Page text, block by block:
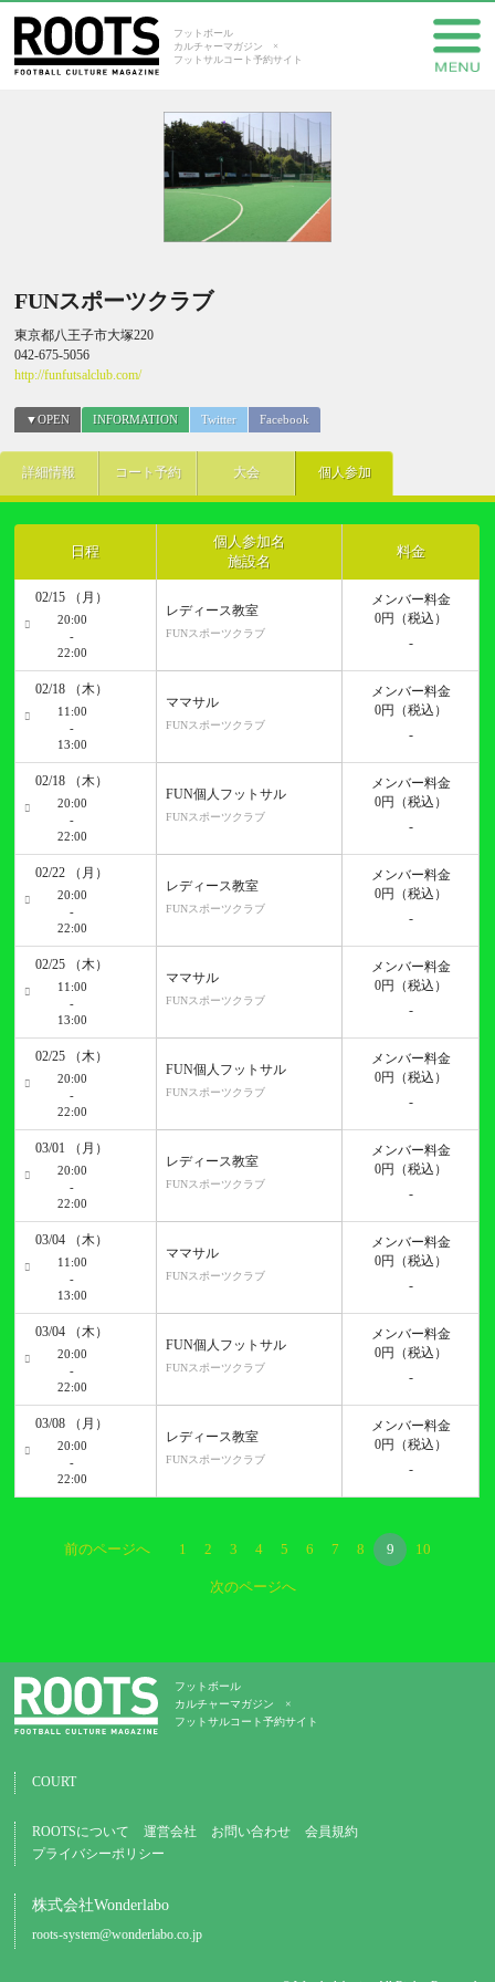
フットボール
カルチャーマガジン ×
フットサルコート予約サイト
FUNスポーツクラブ
東京都八王子市大塚220
042-675-5056
http://funfutsalclub.com/
▼OPEN INFORMATION Twitter Facebook
詳細情報 コート予約 大会 個人参加
日程
個人参加名
施設名
料金
02/15 （月）
20:00
-
22:00
レディース教室
FUNスポーツクラブ
メンバー料金
0円
（税込）
-
02/18 （木）
11:00
-
13:00
ママサル
FUNスポーツクラブ
メンバー料金
0円
（税込）
-
02/18 （木）
20:00
-
22:00
FUN個人フットサル
FUNスポーツクラブ
メンバー料金
0円
（税込）
-
02/22 （月）
20:00
-
22:00
レディース教室
FUNスポーツクラブ
メンバー料金
0円
（税込）
-
02/25 （木）
11:00
-
13:00
ママサル
FUNスポーツクラブ
メンバー料金
0円
（税込）
-
02/25 （木）
20:00
-
22:00
FUN個人フットサル
FUNスポーツクラブ
メンバー料金
0円
（税込）
-
03/01 （月）
20:00
-
22:00
レディース教室
FUNスポーツクラブ
メンバー料金
0円
（税込）
-
03/04 （木）
11:00
-
13:00
ママサル
FUNスポーツクラブ
メンバー料金
0円
（税込）
-
03/04 （木）
20:00
-
22:00
FUN個人フットサル
FUNスポーツクラブ
メンバー料金
0円
（税込）
-
03/08 （月）
20:00
-
22:00
レディース教室
FUNスポーツクラブ
メンバー料金
0円
（税込）
-
前のページへ 1 2 3 4 5 6 7 8 9 10
次のページへ
フットボール
カルチャーマガジン ×
フットサルコート予約サイト
COURT
ROOTSについて 運営会社 お問い合わせ
会員規約
プライバシーポリシー
株式会社Wonderlabo
roots-system@wonderlabo.co.jp